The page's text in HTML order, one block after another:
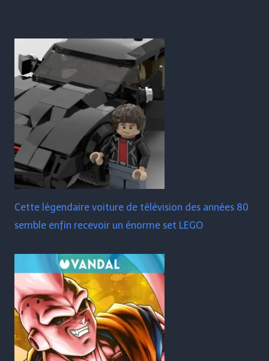
Cette légendaire voiture de télévision des années 80
semble enfin recevoir un énorme set LEGO